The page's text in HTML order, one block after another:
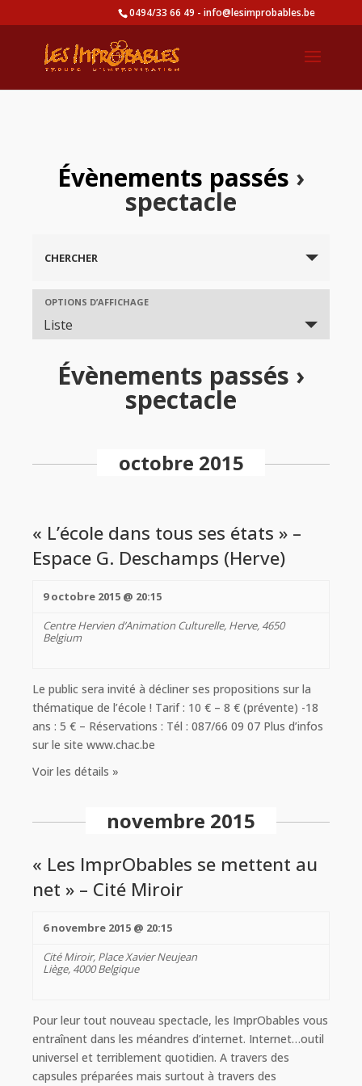
0494/33 66 49 - info@lesimprobables.be
Évènements passés ›
spectacle
CHERCHER
Event
Views
Navigation
OPTIONS D’AFFICHAGE
Liste
Évènements passés ›
spectacle
de
Évènements
octobre 2015
« L’école dans tous ses états » –
Espace G. Deschamps (Herve)
9 octobre 2015 @ 20:15
Centre Hervien d’Animation Culturelle, Herve, 4650
Belgium
Le public sera invité à décliner ses propositions sur la
thématique de l’école ! Tarif : 10 € – 8 € (prévente) -18
ans : 5 € – Réservations : Tél : 087/66 09 07 Plus d’infos
sur le site www.chac.be
Voir les détails »
novembre 2015
« Les ImprObables se mettent au
net » – Cité Miroir
6 novembre 2015 @ 20:15
Cité Miroir, Place Xavier Neujean
Liège, 4000 Belgique
Pour leur tout nouveau spectacle, les ImprObables vous
entraînent dans les méandres d’internet. Internet…outil
universel et terriblement quotidien. A travers des
capsules préparées mais surtout à travers des